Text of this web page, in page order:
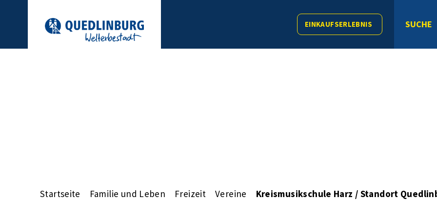
EINKAUFSERLEBNIS SUCHE
Startseite Familie und Leben Freizeit Vereine Kreismusikschule Harz / Standort